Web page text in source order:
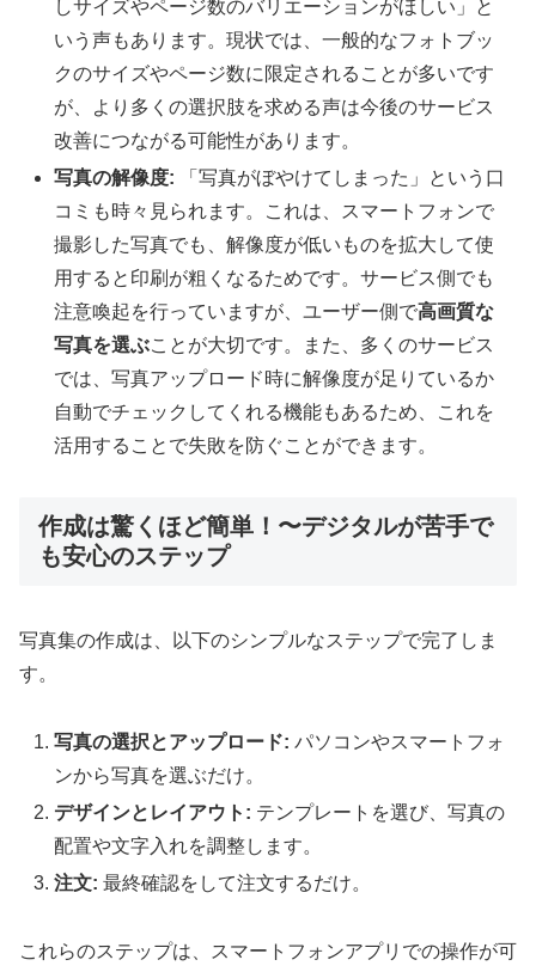
しサイズやページ数のバリエーションがほしい」と
いう声もあります。現状では、一般的なフォトブッ
クのサイズやページ数に限定されることが多いです
が、より多くの選択肢を求める声は今後のサービス
改善につながる可能性があります。
写真の解像度: 「写真がぼやけてしまった」という口
コミも時々見られます。これは、スマートフォンで
撮影した写真でも、解像度が低いものを拡大して使
用すると印刷が粗くなるためです。サービス側でも
注意喚起を行っていますが、ユーザー側で高画質な
写真を選ぶことが大切です。また、多くのサービス
では、写真アップロード時に解像度が足りているか
自動でチェックしてくれる機能もあるため、これを
活用することで失敗を防ぐことができます。
作成は驚くほど簡単！〜デジタルが苦手で
も安心のステップ
写真集の作成は、以下のシンプルなステップで完了しま
す。
写真の選択とアップロード: パソコンやスマートフォ
ンから写真を選ぶだけ。
デザインとレイアウト: テンプレートを選び、写真の
配置や文字入れを調整します。
注文: 最終確認をして注文するだけ。
これらのステップは、スマートフォンアプリでの操作が可